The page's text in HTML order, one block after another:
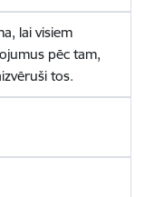
lai visiem
pēc tam,
tos.